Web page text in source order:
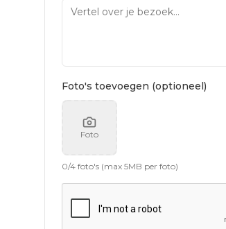
Foto's toevoegen (optioneel)
Foto
0/4 foto's (max 5MB per foto)